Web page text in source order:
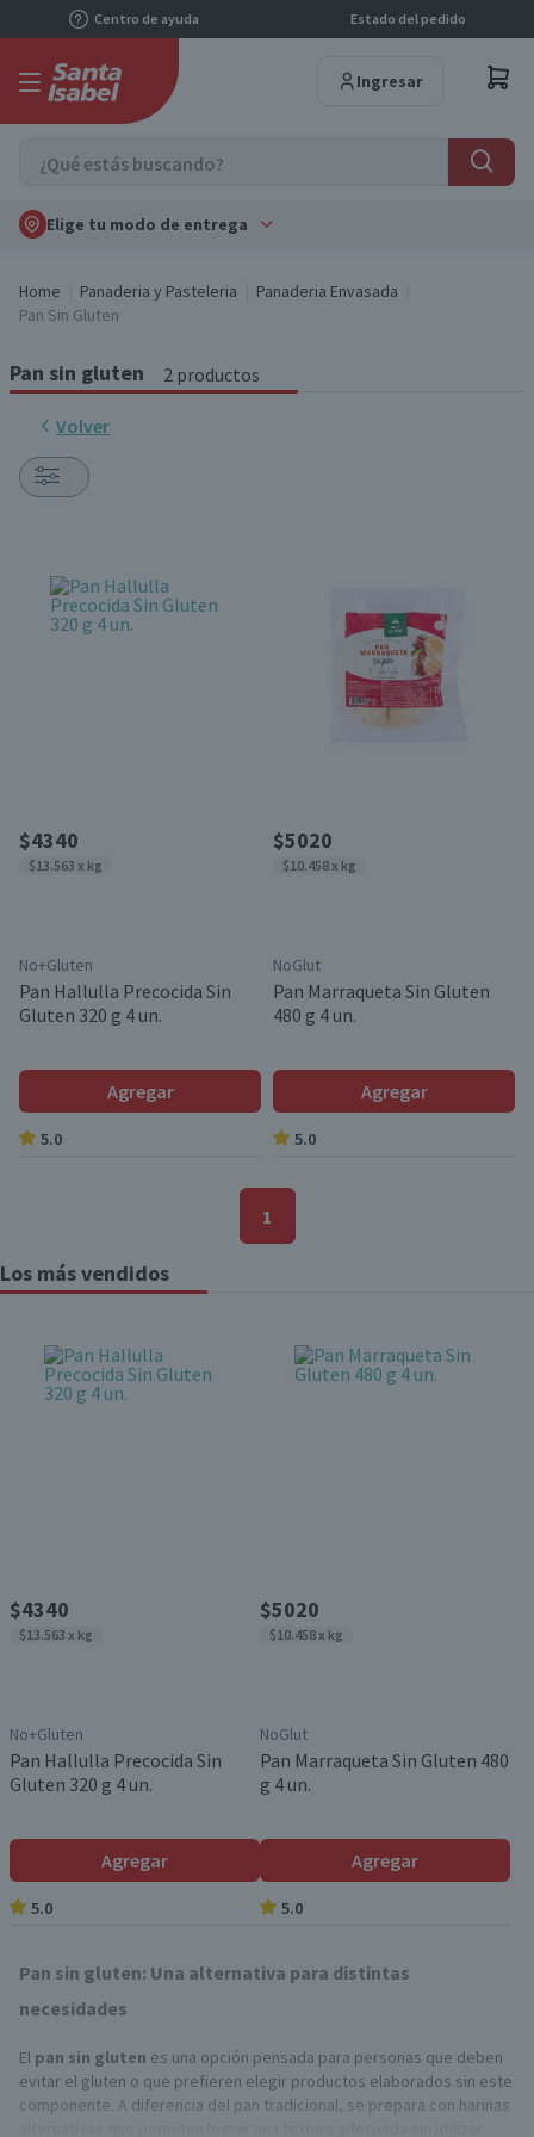
Centro de ayuda Estado del pedido
Ingresar
Elige tu modo de entrega
Home Panaderia y Pasteleria
Panaderia Envasada
Pan Sin Gluten
Pan sin gluten 2 productos
Volver
$4340
$13.563 x kg
No+Gluten
Pan Hallulla Precocida Sin
Gluten 320 g 4 un.
Agregar
5.0
$5020
$10.458 x kg
NoGlut
Pan Marraqueta Sin Gluten
480 g 4 un.
Agregar
5.0
1
Los más vendidos
$4340
$13.563 x kg
No+Gluten
Pan Hallulla Precocida Sin
Gluten 320 g 4 un.
Agregar
5.0
$5020
$10.458 x kg
NoGlut
Pan Marraqueta Sin Gluten 480
g 4 un.
Agregar
5.0
Pan sin gluten: Una alternativa para distintas
necesidades
El pan sin gluten es una opción pensada para personas que deben
evitar el gluten o que prefieren elegir productos elaborados sin este
componente. A diferencia del pan tradicional, se prepara con harinas